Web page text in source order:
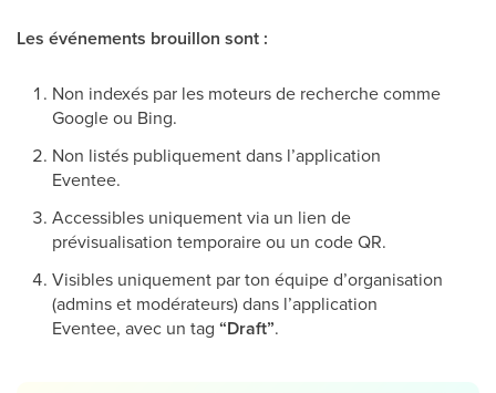
Les événements brouillon sont :
Non indexés par les moteurs de recherche comme
Google ou Bing.
Non listés publiquement dans l’application
Eventee.
Accessibles uniquement via un lien de
prévisualisation temporaire ou un code QR.
Visibles uniquement par ton équipe d’organisation
(admins et modérateurs) dans l’application
Eventee, avec un tag “Draft”.